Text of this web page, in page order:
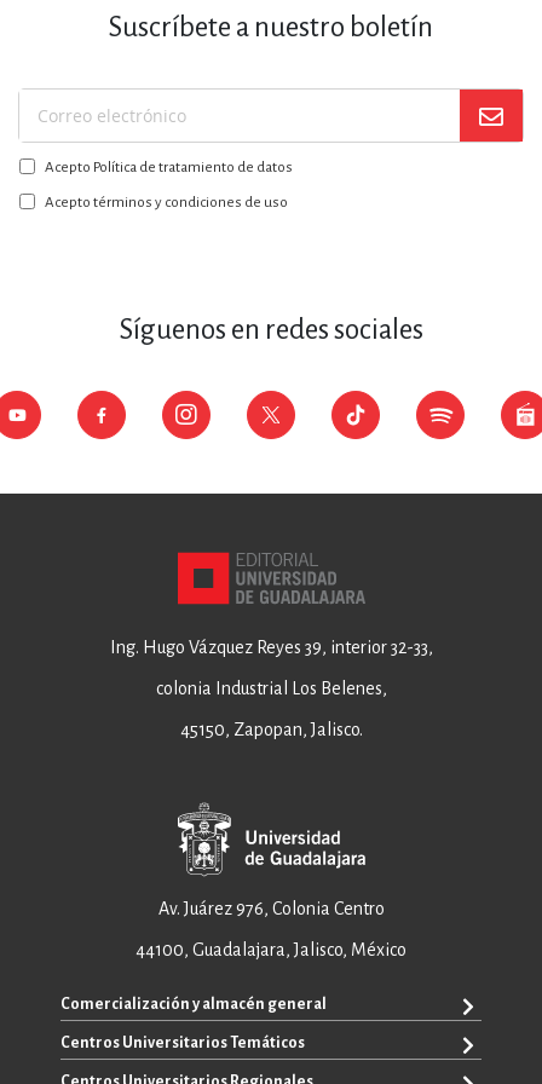
Suscríbete a nuestro boletín
Suscríbase
a
nuestro
boletín:
Acepto Política de tratamiento de datos
Acepto términos y condiciones de uso
Síguenos en redes sociales
Ing. Hugo Vázquez Reyes 39, interior 32-33,
colonia Industrial Los Belenes,
45150, Zapopan, Jalisco.
Av. Juárez 976, Colonia Centro
44100, Guadalajara, Jalisco, México
Comercialización y almacén general
+52 33 3640 6326
+52 33 3640 4595
Centros Universitarios Temáticos